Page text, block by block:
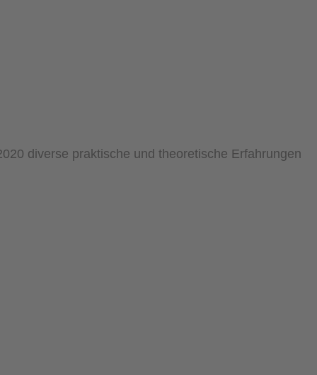
diverse praktische und theoretische Erfahrungen